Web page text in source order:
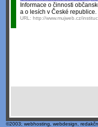
Informace o činnosti
a o lesích v České republice.
URL: http://www.mujweb.cz/
©2003; webhosting webdesign